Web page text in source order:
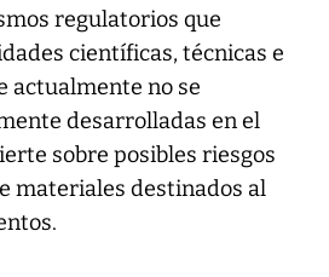
regulatorios que
científicas, técnicas e
actualmente no se
desarrolladas en el
sobre posibles riesgos
materiales destinados al